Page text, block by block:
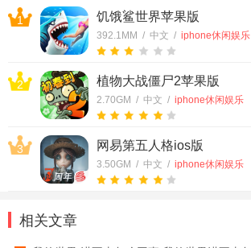
1 饥饿鲨世界苹果版
392.1MM / 中文 / iphone休闲娱乐
2 植物大战僵尸2苹果版
2.70GM / 中文 / iphone休闲娱乐
3 网易第五人格ios版
3.50GM / 中文 / iphone休闲娱乐
相关文章